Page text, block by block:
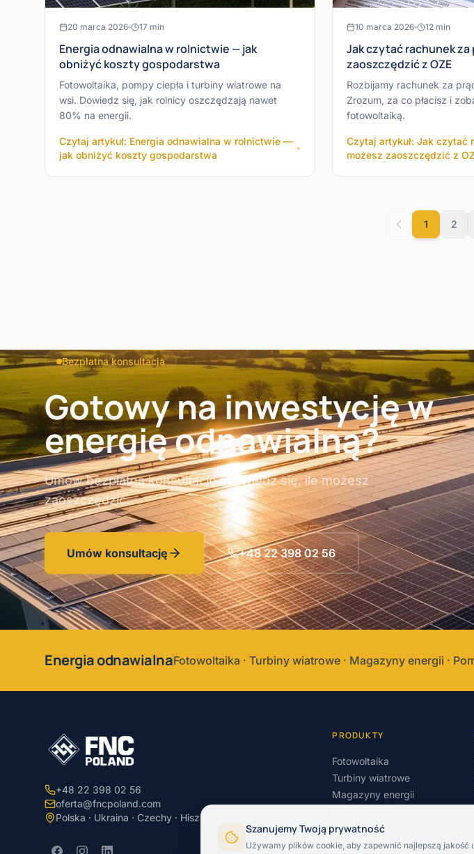
20 marca 2026 17 min
Energia odnawialna w rolnictwie — jak
obniżyć koszty gospodarstwa
Fotowoltaika, pompy ciepła i turbiny wiatrowe na
wsi. Dowiedz się, jak rolnicy oszczędzają nawet
80% na energii.
Czytaj artykuł: Energia odnawialna w rolnictwie —
jak obniżyć koszty gospodarstwa
10 marca 2026 12 min
Jak czytać rachunek za
zaoszczędzić z OZE
Rozbijamy rachunek za
Zrozum, za co płacisz i
fotowoltaiką.
Czytaj artykuł: Jak czytać
możesz zaoszczędzić z
1 2
Bezpłatna konsultacja
Gotowy na inwestycję w
energię odnawialną?
Umów bezpłatną konsultację i dowiedz się, ile możesz
zaoszczędzić.
Umów konsultację +48 22 398 02 56
Energia odnawialnaFotowoltaika · Turbiny wiatrowe · Magazyny energii ·
+48 22 398 02 56
oferta@fncpoland.com
Polska · Ukraina · Czechy · Hiszpania
PRODUKTY
Fotowoltaika
Turbiny wiatrowe
Magazyny energii
Ładowarki EV
Szanujemy Twoją prywatność
Używamy plików cookie, aby zapewnić najlepszą jakość